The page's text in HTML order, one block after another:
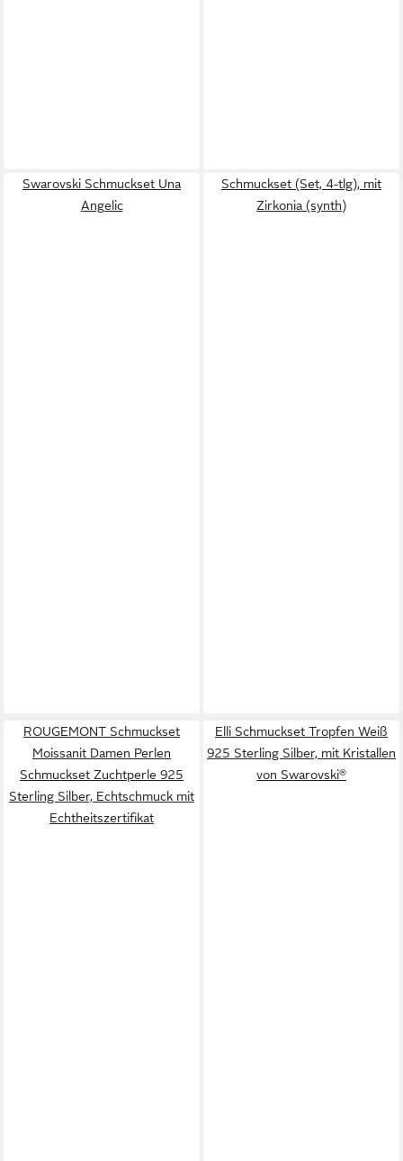
Swarovski Schmuckset Una
Angelic
Schmuckset (Set, 4-tlg), mit
Zirkonia (synth)
ROUGEMONT Schmuckset
Moissanit Damen Perlen
Schmuckset Zuchtperle 925
Sterling Silber, Echtschmuck mit
Echtheitszertifikat
Elli Schmuckset Tropfen Weiß
925 Sterling Silber, mit Kristallen
von Swarovski®